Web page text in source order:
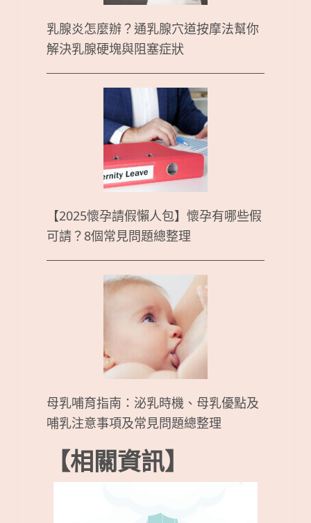
乳腺炎怎麼辦？通乳腺穴道按摩法幫你
解決乳腺硬塊與阻塞症狀
【2025懷孕請假懶人包】懷孕有哪些假
可請？8個常見問題總整理
母乳哺育指南：泌乳時機、母乳優點及
哺乳注意事項及常見問題總整理
【相關資訊】